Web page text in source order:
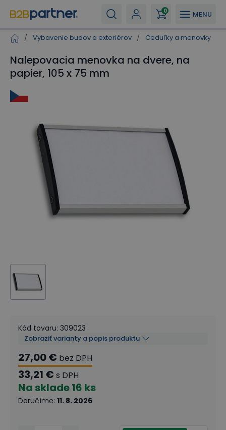
MENU
0
/ Vybavenie budov a exteriérov / Ceduľky a menovky
Nalepovacia menovka na dvere, na
papier, 105 x 75 mm
Kód tovaru: 309023
Zobraziť varianty a popis produktu
27,00 € bez DPH
33,21 € s DPH
Na sklade16 ks
Doručíme: 11. 8. 2026